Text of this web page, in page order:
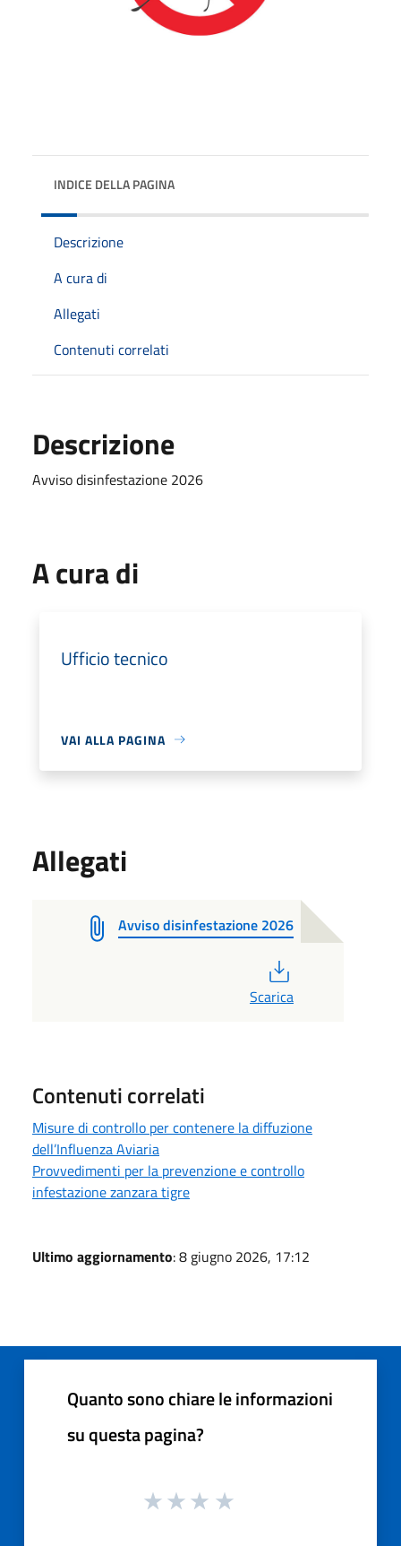
INDICE DELLA PAGINA
Descrizione
A cura di
Allegati
Contenuti correlati
Descrizione
Avviso disinfestazione 2026
A cura di
Ufficio tecnico
VAI ALLA PAGINA
Allegati
Avviso disinfestazione 2026
Scarica
Contenuti correlati
Misure di controllo per contenere la diffuzione
dell’Influenza Aviaria
Provvedimenti per la prevenzione e controllo
infestazione zanzara tigre
Ultimo aggiornamento: 8 giugno 2026, 17:12
Quanto sono chiare le informazioni
su questa pagina?